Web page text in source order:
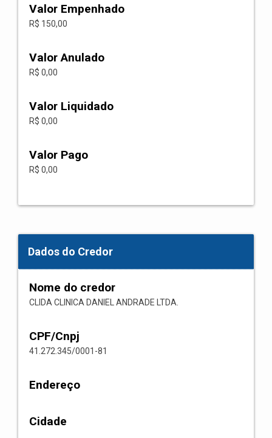
Valor Empenhado
R$ 150,00
Valor Anulado
R$ 0,00
Valor Liquidado
R$ 0,00
Valor Pago
R$ 0,00
Dados do Credor
Nome do credor
CLIDA CLINICA DANIEL ANDRADE LTDA.
CPF/Cnpj
41.272.345/0001-81
Endereço
Cidade